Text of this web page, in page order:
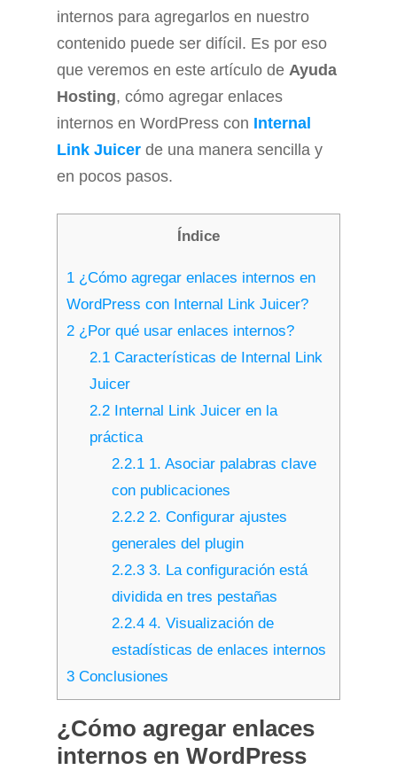
internos para agregarlos en nuestro
contenido puede ser difícil. Es por eso
que veremos en este artículo de Ayuda
Hosting, cómo agregar enlaces
internos en WordPress con Internal
Link Juicer de una manera sencilla y
en pocos pasos.
Índice
1 ¿Cómo agregar enlaces internos en
WordPress con Internal Link Juicer?
2 ¿Por qué usar enlaces internos?
2.1Características de Internal Link
Juicer
2.2Internal Link Juicer en la
práctica
2.2.1 1. Asociar palabras clave
con publicaciones
2.2.2 2. Configurar ajustes
generales del plugin
2.2.3 3. La configuración está
dividida en tres pestañas
2.2.4 4. Visualización de
estadísticas de enlaces internos
3 Conclusiones
¿Cómo agregar enlaces
internos en WordPress